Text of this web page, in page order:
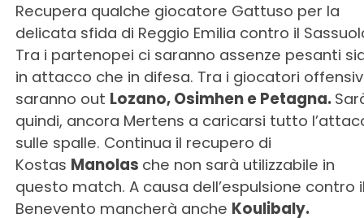
Recupera qualche giocatore Gattuso per la
delicata sfida di Reggio Emilia contro il
Tra i partenopei ci saranno assenze pesanti
in attacco che in difesa. Tra i giocatori
saranno out Lozano, Osimhen e Petagna.
quindi, ancora Mertens a caricarsi tutto
sulle spalle. Continua il recupero di
Kostas Manolas che non sarà utilizzabile in
questo match. A causa dell’espulsione contro
Benevento mancherà anche Koulibaly.